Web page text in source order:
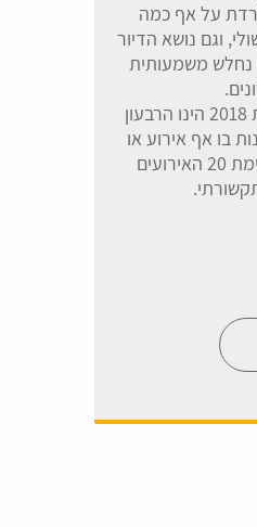
על אף כמה
וגם נושא הדיור
נחלש משמעותית
למעשה, הרבעון השני של שנת 2018 הינו הרבעון
בו אף אירוע או
נושא כלכלי לא התברג לרשימת 20 האירועים